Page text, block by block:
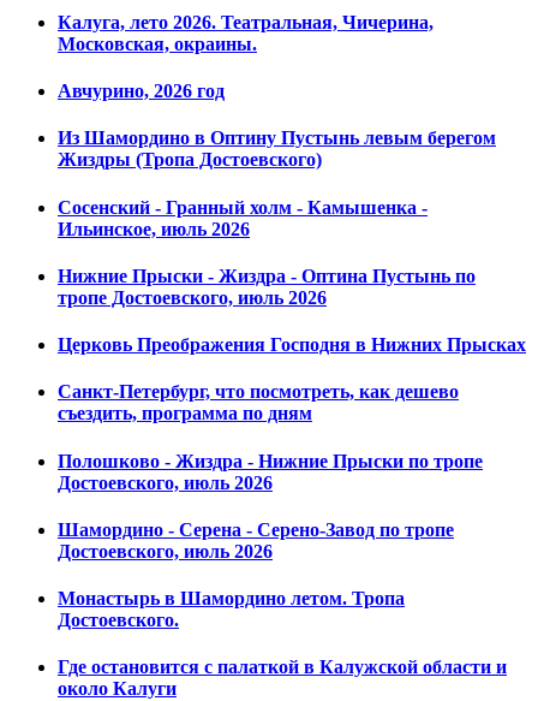
Калуга, лето 2026. Театральная, Чичерина,
Московская, окраины.
Авчурино, 2026 год
Из Шамордино в Оптину Пустынь левым берегом
Жиздры (Тропа Достоевского)
Сосенский - Гранный холм - Камышенка -
Ильинское, июль 2026
Нижние Прыски - Жиздра - Оптина Пустынь по
тропе Достоевского, июль 2026
Церковь Преображения Господня в Нижних Прысках
Санкт-Петербург, что посмотреть, как дешево
съездить, программа по дням
Полошково - Жиздра - Нижние Прыски по тропе
Достоевского, июль 2026
Шамордино - Серена - Серено-Завод по тропе
Достоевского, июль 2026
Монастырь в Шамордино летом. Тропа
Достоевского.
Где остановится с палаткой в Калужской области и
около Калуги